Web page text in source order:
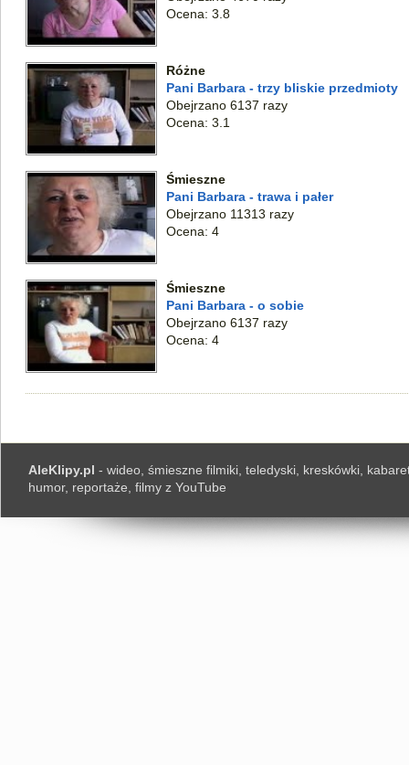
Ocena: 3.8
Różne
Pani Barbara - trzy bliskie przedmioty
Obejrzano 6137 razy
Ocena: 3.1
Śmieszne
Pani Barbara - trawa i pałer
Obejrzano 11313 razy
Ocena: 4
Śmieszne
Pani Barbara - o sobie
Obejrzano 6137 razy
Ocena: 4
AleKlipy.pl - wideo, śmieszne filmiki, teledyski, kreskówki,
humor, reportaże, filmy z YouTube